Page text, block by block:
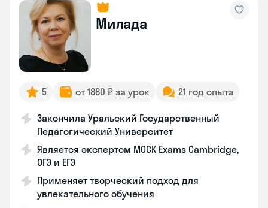
Милада
5 от 1880 ₽ за урок 21 год опыта
Закончила Уральский Государственный
Педагогический Университет
Является экспертом MOCK Exams Cambridge,
ОГЭ и ЕГЭ
Применяет творческий подход для
увлекательного обучения